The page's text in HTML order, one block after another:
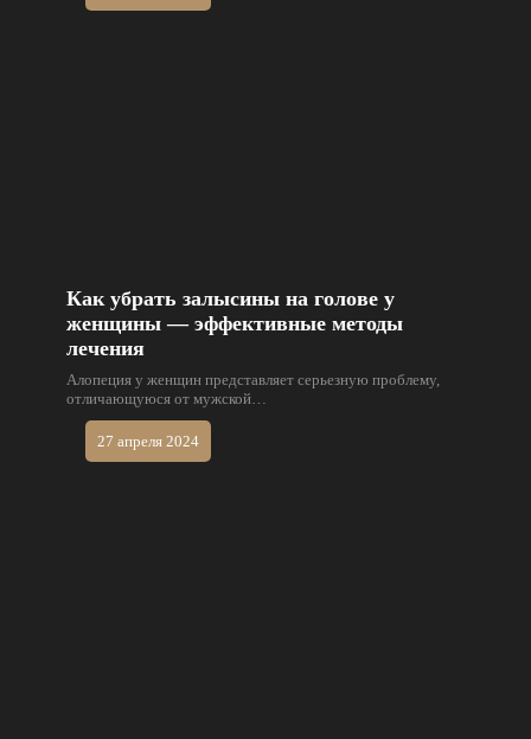
Как убрать залысины на голове у
женщины — эффективные методы
лечения
Алопеция у женщин представляет серьезную проблему,
отличающуюся от мужской…
27 апреля 2024